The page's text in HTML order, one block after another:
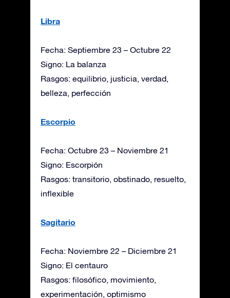
Libra
Fecha: Septiembre 23 – Octubre 22
Signo: La balanza
Rasgos: equilibrio, justicia, verdad,
belleza, perfección
Escorpio
Fecha: Octubre 23 – Noviembre 21
Signo: Escorpión
Rasgos: transitorio, obstinado, resuelto,
inflexible
Sagitario
Fecha: Noviembre 22 – Diciembre 21
Signo: El centauro
Rasgos: filosófico, movimiento,
experimentación, optimismo